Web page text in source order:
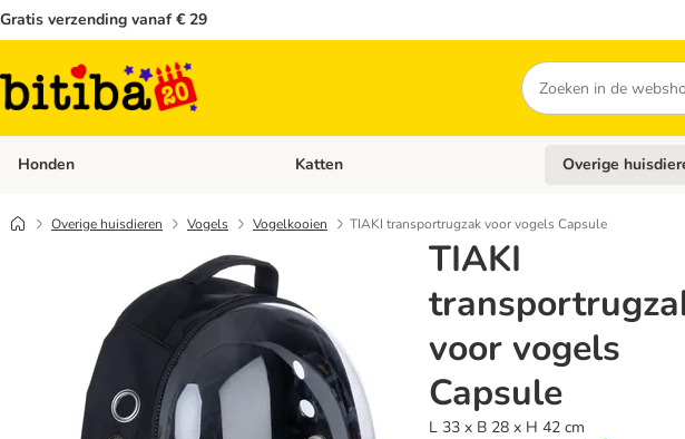
Gratis verzending vanaf € 29
Zoeken
Honden Open categoriemenu: Honden
Katten Open
Overige
Overige huisdieren Vogels Vogelkooien TIAKI transportrugzak voor vogels Capsule
TIAKI
voor vogels
Capsule
L 33 x B 28 x H 42 cm